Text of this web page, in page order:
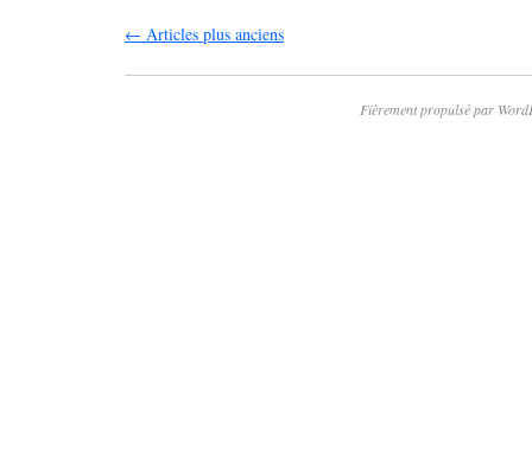
← Articles plus anciens
Fièrement propulsé par